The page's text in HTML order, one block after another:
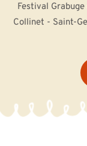
Festival
Collinet - Saint-